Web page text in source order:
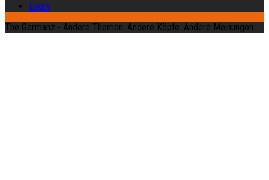
Login
The Germanz - Andere Themen. Andere Köpfe. Andere Meinungen.